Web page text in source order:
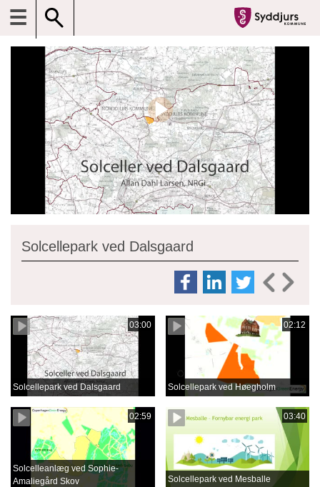
☰
Solcellepark ved Dalsgaard
03:00
Solcellepark ved Dalsgaard
02:12
Solcellepark ved Høegholm
02:59
Solcelleanlæg ved Sophie-
Amaliegård Skov
03:40
Solcellepark ved Mesballe